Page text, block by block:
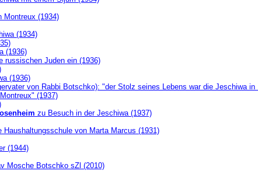
Montreux (1934)
(1934)
(1936)
russischen Juden ein (1936)
(1936)
von Rabbi Botschko): "der Stolz seines Lebens war die Jeschiwa
(1937)
zu Besuch in der Jeschiwa (1937)
von Marta Marcus (1931)
(1944)
Mosche Botschko sZl (2010)